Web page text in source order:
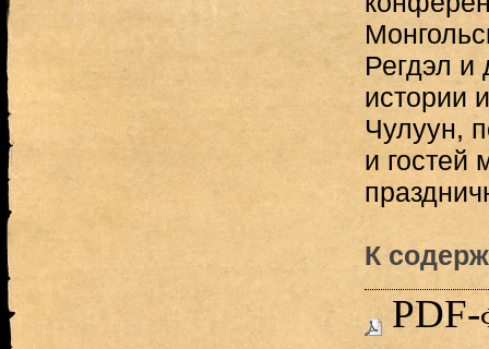
Регдэл и
истории
Чулуун,
и гостей
К
PDF-